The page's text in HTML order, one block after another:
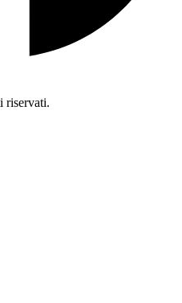
riservati.